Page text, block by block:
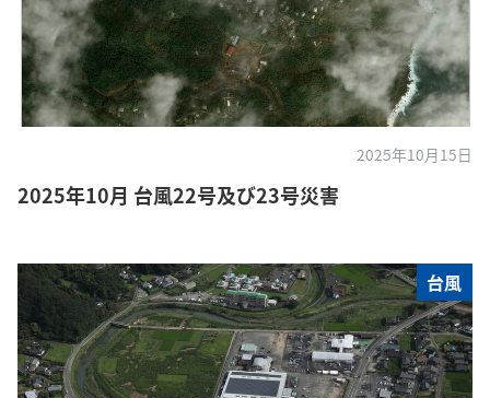
2025年10月15日
2025年10月 台風22号及び23号災害
台風